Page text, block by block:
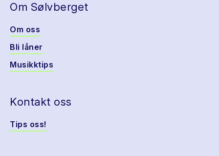
Om Sølvberget
Om oss
Bli låner
Musikktips
Kontakt oss
Tips oss!